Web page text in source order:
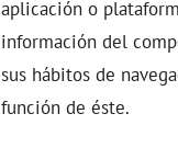
aplicación o
información del
sus hábitos de
función de éste.